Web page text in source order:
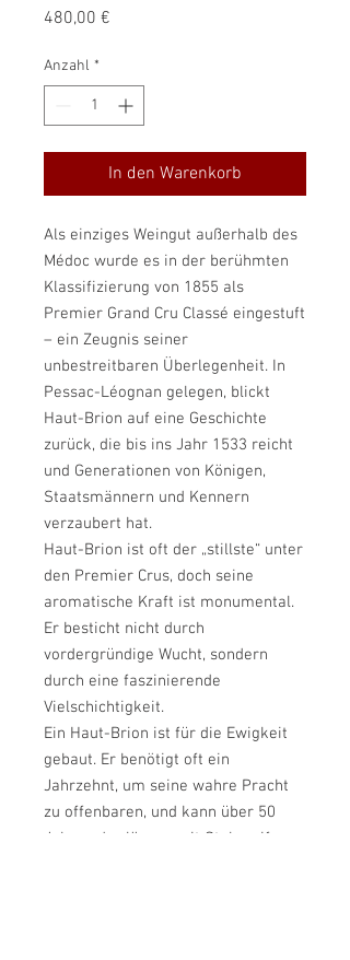
480,00 €
Anzahl *
In den Warenkorb
Als einziges Weingut außerhalb des
Médoc wurde es in der berühmten
Klassifizierung von 1855 als
Premier Grand Cru Classé eingestuft
– ein Zeugnis seiner
unbestreitbaren Überlegenheit. In
Pessac-Léognan gelegen, blickt
Haut-Brion auf eine Geschichte
zurück, die bis ins Jahr 1533 reicht
und Generationen von Königen,
Staatsmännern und Kennern
verzaubert hat.
Haut-Brion ist oft der „stillste“ unter
den Premier Crus, doch seine
aromatische Kraft ist monumental.
Er besticht nicht durch
vordergründige Wucht, sondern
durch eine faszinierende
Vielschichtigkeit.
Ein Haut-Brion ist für die Ewigkeit
gebaut. Er benötigt oft ein
Jahrzehnt, um seine wahre Pracht
zu offenbaren, und kann über 50
Jahre oder länger mit Stolz reifen.